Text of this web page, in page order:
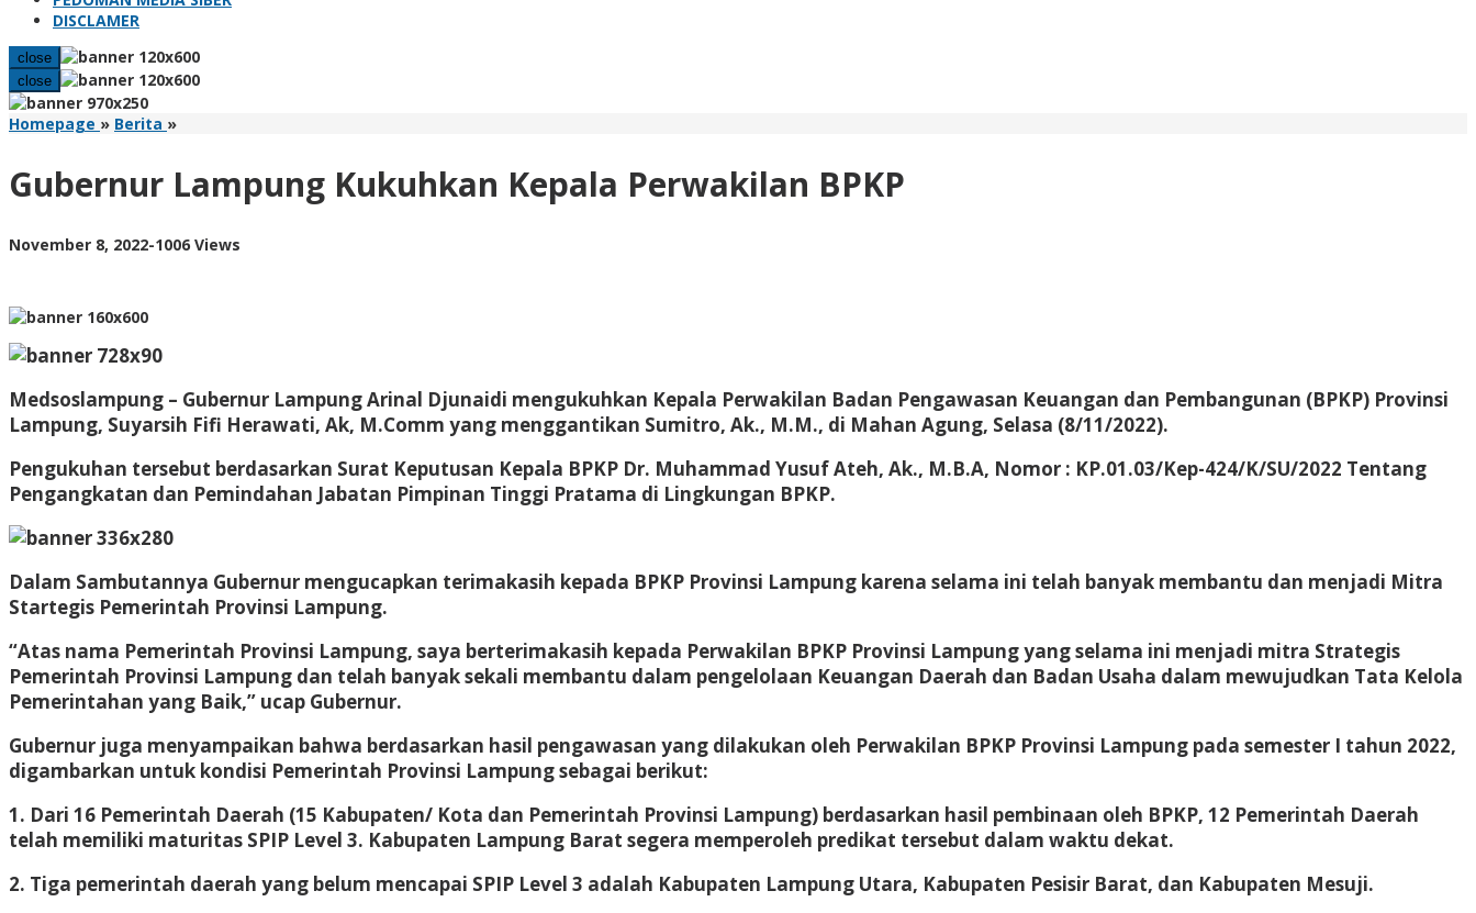
DISCLAMER
close
close
Homepage » Berita »Gubernur
Kepala
Perwakilan
Gubernur Lampung Kukuhkan Kepala Perwakilan BPKP
November 8, 2022by
-1006 Views
Medsoslampung – Gubernur Lampung Arinal Djunaidi mengukuhkan Kepala Perwakilan Badan Pengawasan Keuangan dan Pembangunan (BPKP) Provinsi
Lampung, Suyarsih Fifi Herawati, Ak, M.Comm yang menggantikan Sumitro, Ak., M.M., di Mahan Agung, Selasa (8/11/2022).
Pengukuhan tersebut berdasarkan Surat Keputusan Kepala BPKP Dr. Muhammad Yusuf Ateh, Ak., M.B.A, Nomor : KP.01.03/Kep-424/K/SU/2022 Tentang
Pengangkatan dan Pemindahan Jabatan Pimpinan Tinggi Pratama di Lingkungan BPKP.
Dalam Sambutannya Gubernur mengucapkan terimakasih kepada BPKP Provinsi Lampung karena selama ini telah banyak membantu dan menjadi Mitra
Startegis Pemerintah Provinsi Lampung.
“Atas nama Pemerintah Provinsi Lampung, saya berterimakasih kepada Perwakilan BPKP Provinsi Lampung yang selama ini menjadi mitra Strategis
Pemerintah Provinsi Lampung dan telah banyak sekali membantu dalam pengelolaan Keuangan Daerah dan Badan Usaha dalam mewujudkan Tata Kelola
Pemerintahan yang Baik,” ucap Gubernur.
Gubernur juga menyampaikan bahwa berdasarkan hasil pengawasan yang dilakukan oleh Perwakilan BPKP Provinsi Lampung pada semester I tahun 2022,
digambarkan untuk kondisi Pemerintah Provinsi Lampung sebagai berikut:
1. Dari 16 Pemerintah Daerah (15 Kabupaten/ Kota dan Pemerintah Provinsi Lampung) berdasarkan hasil pembinaan oleh BPKP, 12 Pemerintah Daerah
telah memiliki maturitas SPIP Level 3. Kabupaten Lampung Barat segera memperoleh predikat tersebut dalam waktu dekat.
2. Tiga pemerintah daerah yang belum mencapai SPIP Level 3 adalah Kabupaten Lampung Utara, Kabupaten Pesisir Barat, dan Kabupaten Mesuji.